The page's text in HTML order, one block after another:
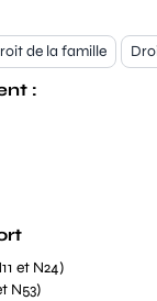
de la famille
:
et N24)
N53)